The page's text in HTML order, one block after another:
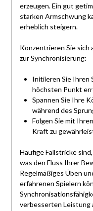
erzeugen. Ein gut
starken Armschwung
erheblich steigern.
Konzentrieren Sie sich
zur Synchronisierung:
Initiieren Sie Ihren
höchsten Punkt
Spannen Sie Ihre
während des
Folgen Sie mit
Kraft zu
Häufige Fallstricke
was den Fluss Ihrer
Regelmäßiges Üben
erfahrenen Spielern
verbesserten Leistung